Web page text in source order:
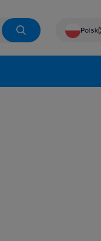
Polski
Język